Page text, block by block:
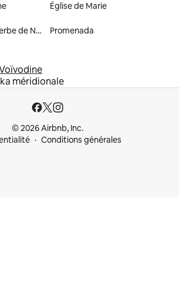
Église de Marie
Théâtre national serbe de Novi Sad Promenada
méridionale
© 2026 Airbnb, Inc.
Conditions générales